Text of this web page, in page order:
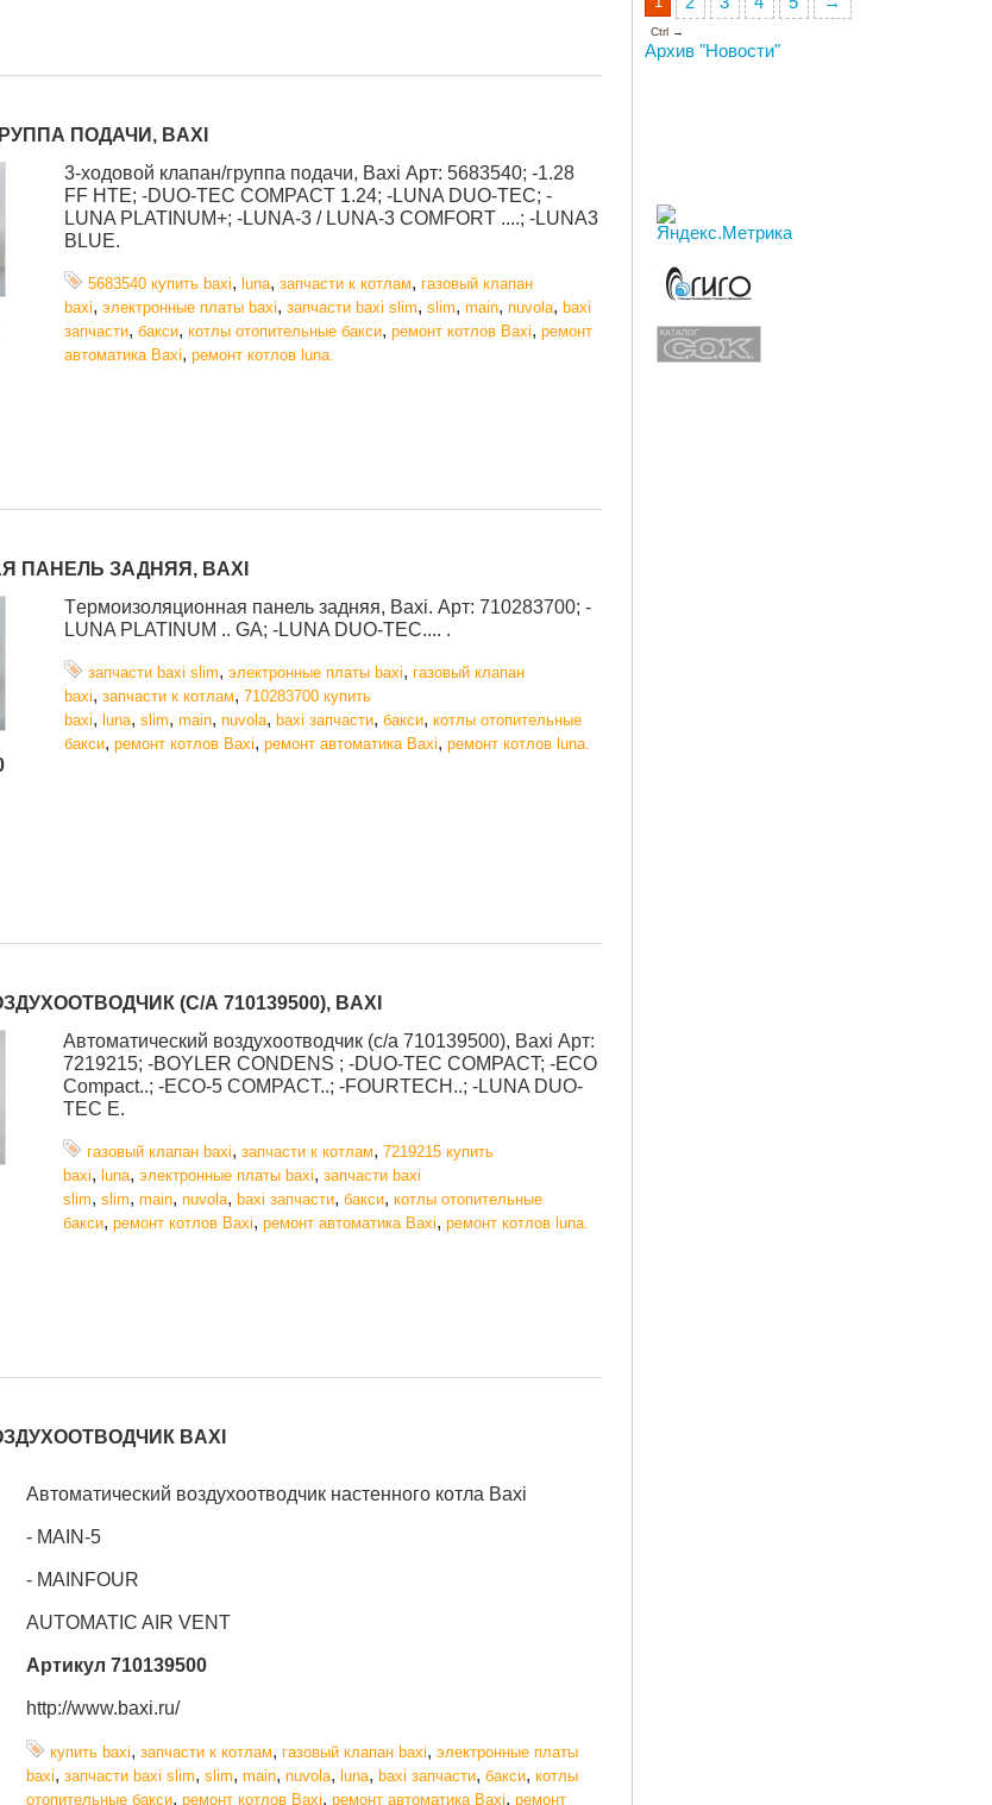
ПОДАЧИ, BAXI
3-ходовой клапан/группа подачи, Baxi Арт: 5683540; -1.28
FF HTE; -DUO-TEC COMPACT 1.24; -LUNA DUO-TEC; -
LUNA PLATINUM+; -LUNA-3 / LUNA-3 COMFORT ....; -LUNA3
BLUE.
5683540 купить baxi, luna, запчасти к котлам, газовый клапан
baxi, электронные платы baxi, запчасти baxi slim, slim, main, nuvola, baxi
запчасти, бакси, котлы отопительные бакси, ремонт котлов Baxi, ремонт
автоматика Baxi, ремонт котлов luna.
ПАНЕЛЬ ЗАДНЯЯ, BAXI
Tермоизоляционная панель задняя, Baxi. Арт: 710283700; -
LUNA PLATINUM .. GA; -LUNA DUO-TEC.... .
запчасти baxi slim, электронные платы baxi, газовый клапан
baxi, запчасти к котлам, 710283700 купить
baxi, luna, slim, main, nuvola, baxi запчасти, бакси, котлы отопительные
бакси, ремонт котлов Baxi, ремонт автоматика Baxi, ремонт котлов luna.
(С/А 710139500), BAXI
Автоматический воздухоотводчик (с/а 710139500), Baxi Арт:
7219215; -BOYLER CONDENS ; -DUO-TEC COMPACT; -ECO
Compact..; -ECO-5 COMPACT..; -FOURTECH..; -LUNA DUO-
TEC E.
газовый клапан baxi, запчасти к котлам, 7219215 купить
baxi, luna, электронные платы baxi, запчасти baxi
slim, slim, main, nuvola, baxi запчасти, бакси, котлы отопительные
бакси, ремонт котлов Baxi, ремонт автоматика Baxi, ремонт котлов luna.
BAXI
Автоматический воздухоотводчик настенного котла Baxi
- MAIN-5
- MAINFOUR
AUTOMATIC AIR VENT
Артикул 710139500
http://www.baxi.ru/
купить baxi, запчасти к котлам, газовый клапан baxi, электронные платы
baxi, запчасти baxi slim, slim, main, nuvola, luna, baxi запчасти, бакси, котлы
отопительные бакси, ремонт котлов Baxi, ремонт автоматика Baxi, ремонт
Ctrl →
Архив "Новости"